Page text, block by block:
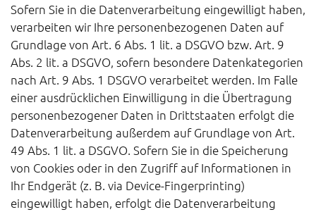
Sofern Sie in die Datenverarbeitung eingewilligt haben,
verarbeiten wir Ihre personenbezogenen Daten auf
Grundlage von Art. 6 Abs. 1 lit. a DSGVO bzw. Art. 9
Abs. 2 lit. a DSGVO, sofern besondere Datenkategorien
nach Art. 9 Abs. 1 DSGVO verarbeitet werden. Im Falle
einer ausdrücklichen Einwilligung in die Übertragung
personenbezogener Daten in Drittstaaten erfolgt die
Datenverarbeitung außerdem auf Grundlage von Art.
49 Abs. 1 lit. a DSGVO. Sofern Sie in die Speicherung
von Cookies oder in den Zugriff auf Informationen in
Ihr Endgerät (z. B. via Device-Fingerprinting)
eingewilligt haben, erfolgt die Datenverarbeitung